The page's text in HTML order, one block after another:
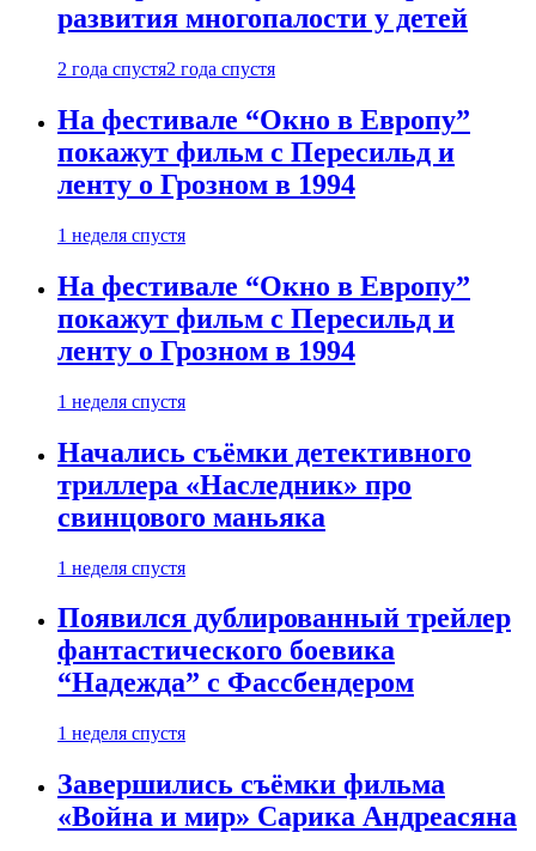
развития многопалости у детей
2 года спустя2 года спустя
На фестивале “Окно в Европу”
покажут фильм с Пересильд и
ленту о Грозном в 1994
1 неделя спустя
На фестивале “Окно в Европу”
покажут фильм с Пересильд и
ленту о Грозном в 1994
1 неделя спустя
Начались съёмки детективного
триллера «Наследник» про
свинцового маньяка
1 неделя спустя
Появился дублированный трейлер
фантастического боевика
“Надежда” с Фассбендером
1 неделя спустя
Завершились съёмки фильма
«Война и мир» Сарика Андреасяна